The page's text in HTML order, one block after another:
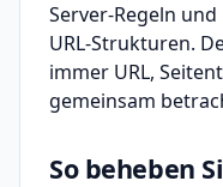
Server-Regeln
URL-Strukturen.
immer URL,
gemeinsam
So beheben